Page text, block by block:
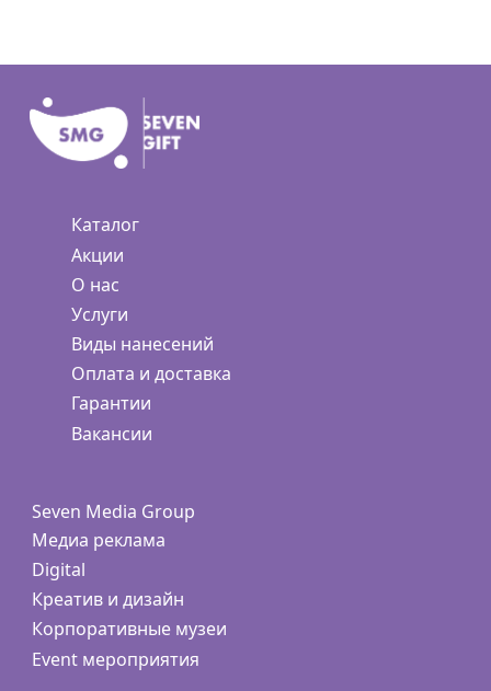
Каталог
Акции
О нас
Услуги
Виды нанесений
Оплата и доставка
Гарантии
Вакансии
Seven Media Group
Медиа реклама
Digital
Креатив и дизайн
Корпоративные музеи
Event мероприятия